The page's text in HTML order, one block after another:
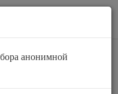
анонимной